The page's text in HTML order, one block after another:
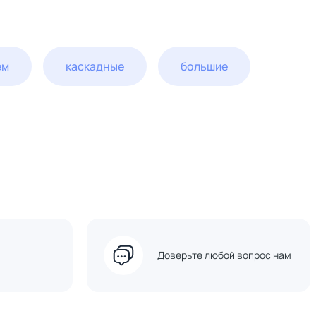
каскадные большие
Доверьте любой вопрос нам